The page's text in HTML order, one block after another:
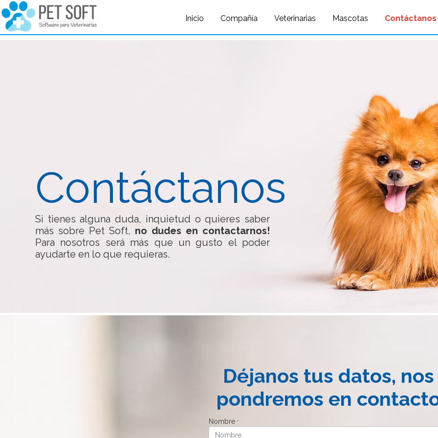
query failed, Table 'nwproject5_petsoft.preload_images' doesn't exist::SQL Query: /*qc=on*/ select * from preload_images where pagina=55
Inicio Compañía Veterinarias Mascotas Contáctanos
Contáctanos
Si tienes alguna duda, inquietud o quieres saber
más sobre Pet Soft, no dudes en contactarnos!
Para nosotros será más que un gusto el poder
ayudarte en lo que requieras.
Déjanos tus datos, nos
pondremos en
Nombre *